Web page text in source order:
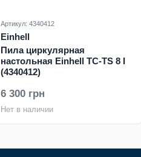
Артикул: 4340412
Einhell
Пила циркулярная
настольная Einhell TC-TS 8 I
(4340412)
6 300 грн
Нет в наличии